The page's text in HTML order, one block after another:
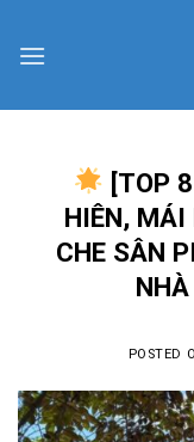
[TOP
HIÊN, MÁI
CHE SÂN
POSTED